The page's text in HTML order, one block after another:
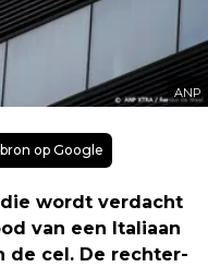
ANP
op Google
wordt verdacht
van een Italiaan
de cel. De rechter-